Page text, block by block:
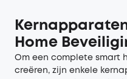
Home
Om een complete smart
creëren, zijn enkele